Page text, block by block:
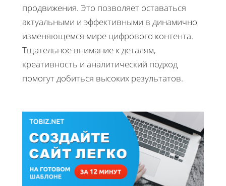
продвижения. Это позволяет оставаться
актуальными и эффективными в динамично
изменяющемся мире цифрового контента.
Тщательное внимание к деталям,
креативность и аналитический подход
помогут добиться высоких результатов.